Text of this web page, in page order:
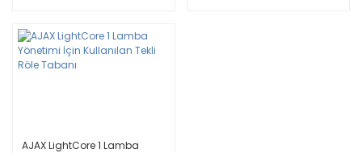
AJAX LightCore 1 Lamba